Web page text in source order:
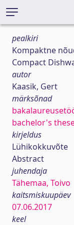
pealkiri
Kompaktne
Compact
autor
Kaasik, Gert
märksõnad
bachelor's
kirjeldus
Lühikokkuvõte
Abstract
juhendaja
Tähemaa, Toivo
kaitsmiskuupäev
07.06.2017
keel